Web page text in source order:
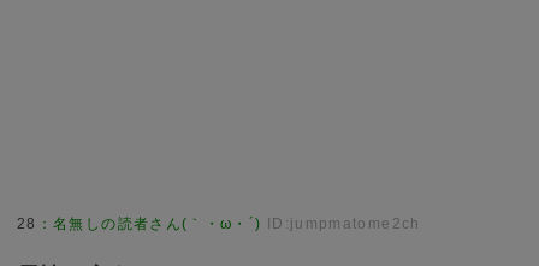
28 ：名無しの読者さん(｀・ω・´) ID:jumpmatome2ch